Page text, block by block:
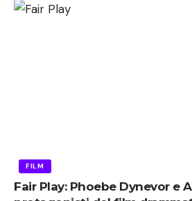
FILM
Fair Play: Phoebe Dynevor e